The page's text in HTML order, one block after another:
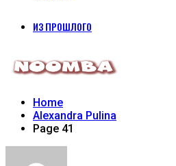
ИЗ ПРОШЛОГО
Home
Alexandra Pulina
Page 41